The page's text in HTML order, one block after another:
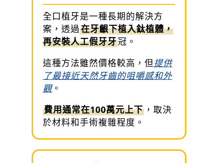
全口植牙是一種長期的解決方
案，透過在牙齦下植入鈦植體，
再安裝人工假牙牙冠。
這種方法雖然價格較高，但提供
了最接近天然牙齒的咀嚼感和外
觀。
費用通常在100萬元上下，取決
於材料和手術複雜程度。